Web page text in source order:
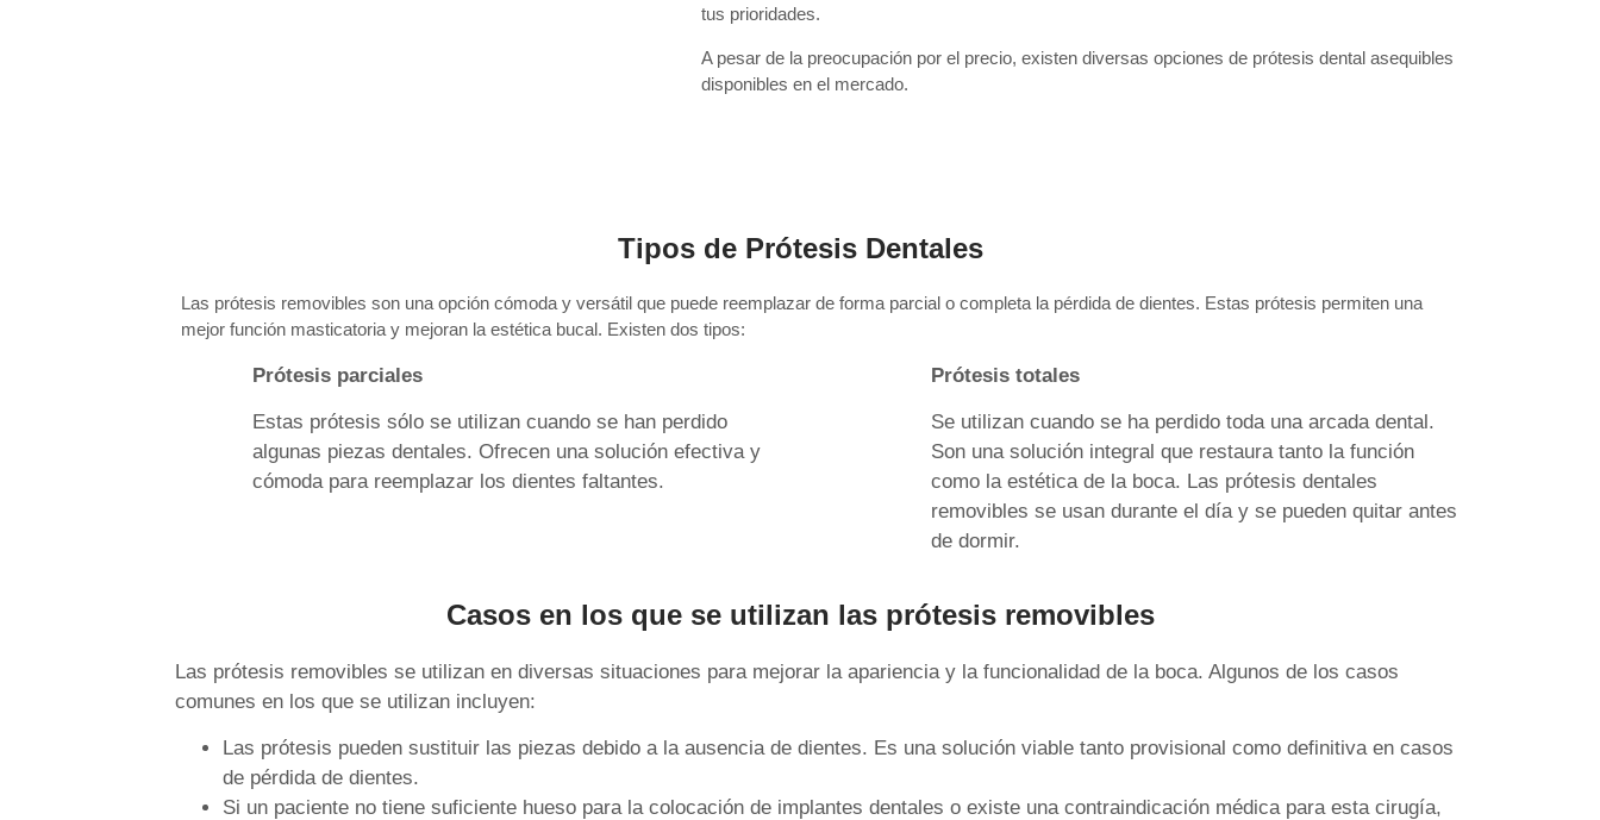
tus prioridades.
A pesar de la preocupación por el precio, existen diversas opciones de prótesis dental asequibles
disponibles en el mercado.
Tipos de Prótesis Dentales
Las prótesis removibles son una opción cómoda y versátil que puede reemplazar de forma parcial o completa la pérdida de dientes. Estas prótesis permiten una
mejor función masticatoria y mejoran la estética bucal. Existen dos tipos:
Prótesis parciales
Estas prótesis sólo se utilizan cuando se han perdido
algunas piezas dentales. Ofrecen una solución efectiva y
cómoda para reemplazar los dientes faltantes.
Prótesis totales
Se utilizan cuando se ha perdido toda una arcada dental.
Son una solución integral que restaura tanto la función
como la estética de la boca. Las prótesis dentales
removibles se usan durante el día y se pueden quitar antes
de dormir.
Casos en los que se utilizan las prótesis removibles
Las prótesis removibles se utilizan en diversas situaciones para mejorar la apariencia y la funcionalidad de la boca. Algunos de los casos
comunes en los que se utilizan incluyen:
Las prótesis pueden sustituir las piezas debido a la ausencia de dientes. Es una solución viable tanto provisional como definitiva en casos
de pérdida de dientes.
Si un paciente no tiene suficiente hueso para la colocación de implantes dentales o existe una contraindicación médica para esta cirugía,